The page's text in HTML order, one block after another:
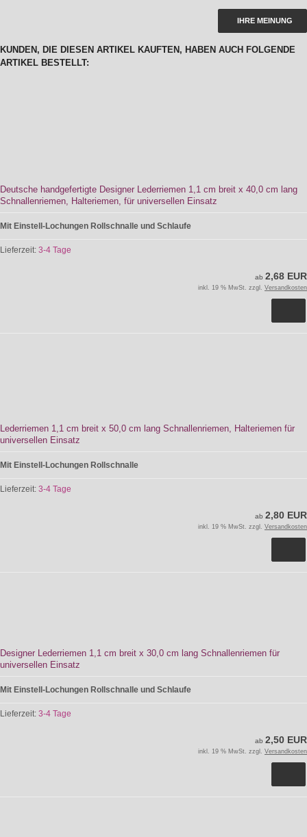
IHRE MEINUNG
KUNDEN, DIE DIESEN ARTIKEL KAUFTEN, HABEN AUCH FOLGENDE
ARTIKEL BESTELLT:
Deutsche handgefertigte Designer Lederriemen 1,1 cm breit x 40,0 cm lang
Schnallenriemen, Halteriemen, für universellen Einsatz
Mit Einstell-Lochungen Rollschnalle und Schlaufe
Lieferzeit: 3-4 Tage
ab 2,68 EUR
inkl. 19 % MwSt. zzgl. Versandkosten
Lederriemen 1,1 cm breit x 50,0 cm lang Schnallenriemen, Halteriemen für
universellen Einsatz
Mit Einstell-Lochungen Rollschnalle
Lieferzeit: 3-4 Tage
ab 2,80 EUR
inkl. 19 % MwSt. zzgl. Versandkosten
Designer Lederriemen 1,1 cm breit x 30,0 cm lang Schnallenriemen für
universellen Einsatz
Mit Einstell-Lochungen Rollschnalle und Schlaufe
Lieferzeit: 3-4 Tage
ab 2,50 EUR
inkl. 19 % MwSt. zzgl. Versandkosten